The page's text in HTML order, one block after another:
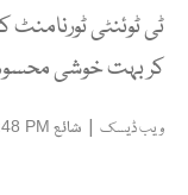
ٹی ٹوئنٹی
کر بہت خوشی
ویب ڈیسک | شائع PM